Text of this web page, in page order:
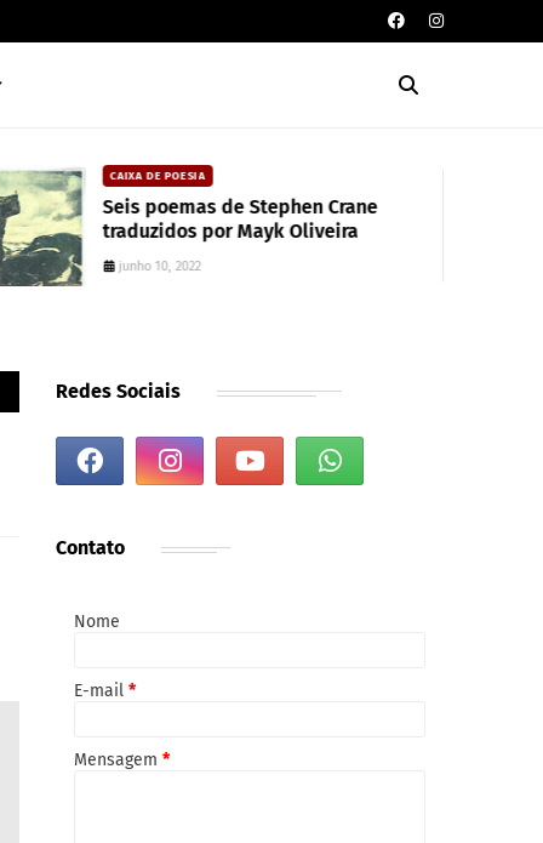
CAIXA DE POESIA
Seis poemas de Stephen Crane
traduzidos por Mayk Oliveira
junho 10, 2022
Redes Sociais
Contato
Nome
E-mail *
Mensagem *